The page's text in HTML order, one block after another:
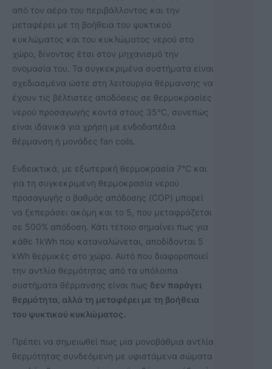
από τον αέρα του περιβάλλοντος και την
μεταφέρει με τη βοήθεια του ψυκτικού
κυκλώματος και του κυκλώματος νερού στο
χώρο, δίνοντας έτσι στον μηχανισμό την
ονομασία του. Τα συγκεκριμένα συστήματα είναι
σχεδιασμένα ώστε στη λειτουργία θέρμανσης να
έχουν τις βέλτιστες αποδόσεις σε θερμοκρασίες
νερού προσαγωγής κοντά στους 35℃, συνεπώς
είναι ιδανικά για χρήση με ενδοδαπέδια
θέρμανση ή μονάδες fan coils.
Ενδεικτικά, με εξωτερική θερμοκρασία 7℃ και
για τη συγκεκριμένη θερμοκρασία νερού
προσαγωγής ο βαθμός απόδοσης (COP) μπορεί
να ξεπεράσει ακόμη και το 5, που μεταφράζεται
σε 500% απόδοση. Κάτι τέτοιο σημαίνει πως για
κάθε 1kWh που καταναλώνεται, αποδίδονται 5
kWh θερμικές στο χώρο. Αυτό που διαφοροποιεί
την αντλία θερμότητας από τα υπόλοιπα
συστήματα θέρμανσης είναι πως δεν παράγει
θερμότητα, αλλά τη μεταφέρει με τη βοήθεια
του ψυκτικού κυκλώματος.
Πρέπει να σημειωθεί πως μία μονοβάθμια αντλία
θερμότητας συνδεόμενη με υφιστάμενα σώματα